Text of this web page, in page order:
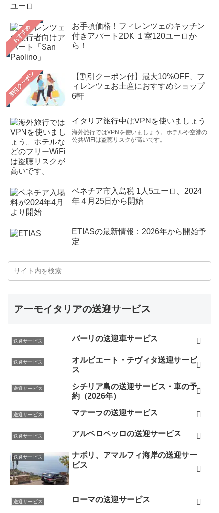
おすすめ
お手頃価格！フィレンツェのキッチン
付きアパート2DK １室120ユーロか
ら！
【割引クーポン付】最大10%OFF、フ
ィレンツェお土産におすすめショップ
6軒
イタリア旅行中はVPNを使いましょう
海外旅行ではVPNを使いましょう。ホテルや空港の
公共WiFiは盗聴リスクが高いです。
ベネチア市入島税 1人5ユーロ、2024
年４月25日から開始
ETIASの最新情報：2026年から開始予
定
アーモイタリアの送迎サービス
送迎サービス バーリの送迎車サービス
送迎サービス
オルビエート・チヴィタ送迎サービ
ス
送迎サービス
シチリア島の送迎サービス・車の予
約（2026年）
送迎サービス マテーラの送迎サービス
送迎サービス アルベロベッロの送迎サービス
送迎サービス
ナポリ、アマルフィ海岸の送迎サー
ビス
送迎サービス ローマの送迎サービス